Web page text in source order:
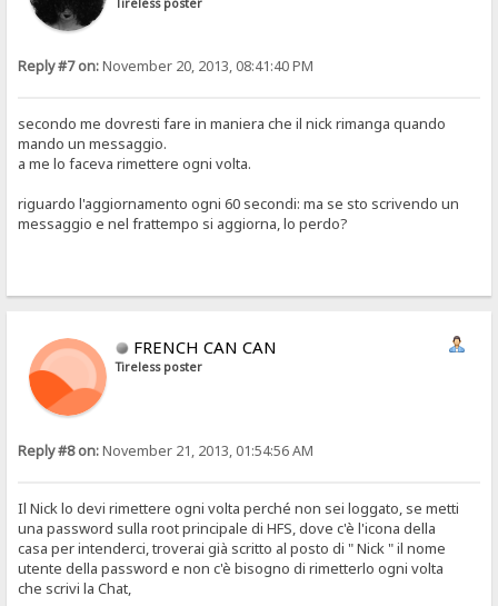
Tireless poster
Reply #7 on:November 20, 2013, 08:41:40 PM
secondo me dovresti fare in maniera che il nick rimanga quando
mando un messaggio.
a me lo faceva rimettere ogni volta.
riguardo l'aggiornamento ogni 60 secondi: ma se sto scrivendo un
messaggio e nel frattempo si aggiorna, lo perdo?
FRENCH CAN CAN
Tireless poster
Reply #8 on:November 21, 2013, 01:54:56 AM
Il Nick lo devi rimettere ogni volta perché non sei loggato, se metti
una password sulla root principale di HFS, dove c'è l'icona della
casa per intenderci, troverai già scritto al posto di " Nick " il nome
utente della password e non c'è bisogno di rimetterlo ogni volta
che scrivi la Chat,